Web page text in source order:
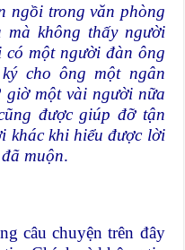
ngồi trong văn phòng
không thấy người
một người đàn ông
cho ông một ngân
giờ một vài người nữa
được giúp đỡ tận
khác khi hiểu được lời
muộn.
câu chuyện trên đây